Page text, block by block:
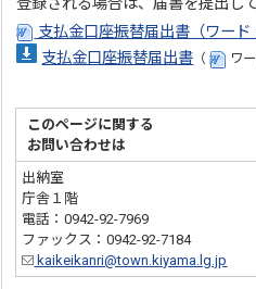
登録される場合は、届書を提出し
支払金口座振替届出書（ワー
支払金口座振替届出書 （ ワ
このページに関する
お問い合わせは
出納室
庁舎１階
電話：0942-92-7969
ファックス：0942-92-7184
kaikeikanri@town.kiyama.lg.jp